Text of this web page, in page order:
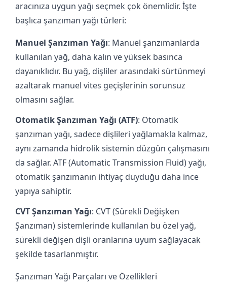
aracınıza uygun yağı seçmek çok önemlidir. İşte
başlıca şanzıman yağı türleri:
Manuel Şanzıman Yağı: Manuel şanzımanlarda
kullanılan yağ, daha kalın ve yüksek basınca
dayanıklıdır. Bu yağ, dişliler arasındaki sürtünmeyi
azaltarak manuel vites geçişlerinin sorunsuz
olmasını sağlar.
Otomatik Şanzıman Yağı (ATF): Otomatik
şanzıman yağı, sadece dişlileri yağlamakla kalmaz,
aynı zamanda hidrolik sistemin düzgün çalışmasını
da sağlar. ATF (Automatic Transmission Fluid) yağı,
otomatik şanzımanın ihtiyaç duyduğu daha ince
yapıya sahiptir.
CVT Şanzıman Yağı: CVT (Sürekli Değişken
Şanzıman) sistemlerinde kullanılan bu özel yağ,
sürekli değişen dişli oranlarına uyum sağlayacak
şekilde tasarlanmıştır.
Şanzıman Yağı Parçaları ve Özellikleri